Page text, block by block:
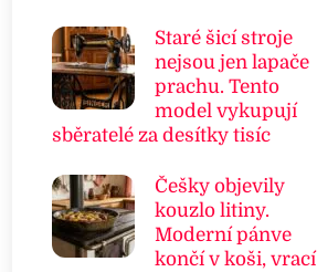
Staré šicí stroje
nejsou jen lapače
prachu. Tento
model vykupují
sběratelé za desítky tisíc
Češky objevily
kouzlo litiny.
Moderní pánve
končí v koši, vrací